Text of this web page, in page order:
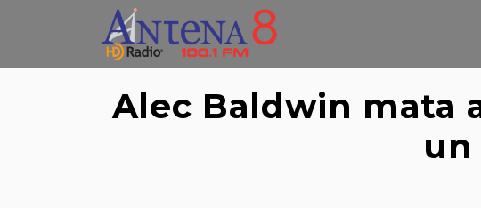
Alec Baldwin mata
un